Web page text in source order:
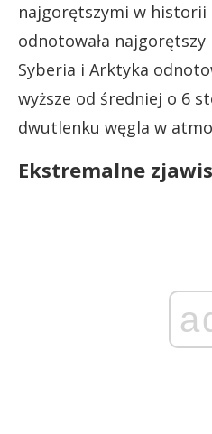
najgorętszymi w historii
odnotowała
Syberia i Arktyka
wyższe od średniej o 6
dwutlenku węgla w
Ekstremalne